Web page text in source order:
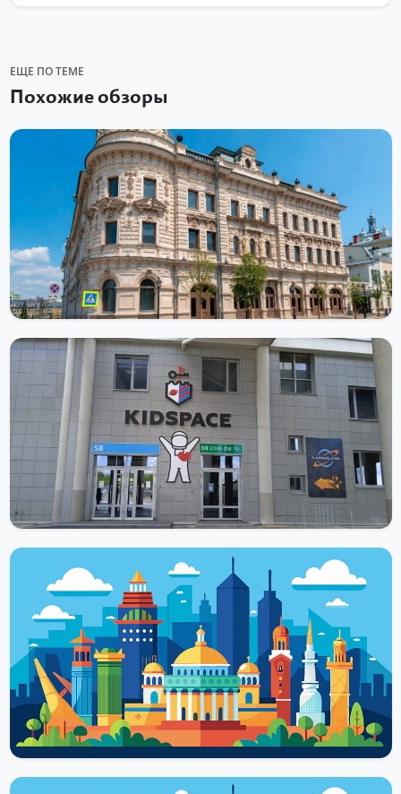
ЕЩЕ ПО ТЕМЕ
Похожие обзоры
ДОСТОПРИМЕЧАТЕЛЬНОСТИ
Александровский пассаж
Александровский пассаж — историческое здание на
Кремлёвской улице в Казани с кариатидами, куполом, часами и
сложной судьбой. В...
Читать далее
ДОСТОПРИМЕЧАТЕЛЬНОСТИ
Детский город Кидспейс в Казани
В столице республики Татарстан, в городе Казань находится
уникальное место – «КидСпейс». Это детский город профессий,
пространство, на...
Читать далее
ДОСТОПРИМЕЧАТЕЛЬНОСТИ
Дом занимательной науки и техники в
Казани
Дом занимательной науки и техники – уникальный музей,
расположенный в Казани, столице республики Татарстан. Это
место интересно для...
Читать далее